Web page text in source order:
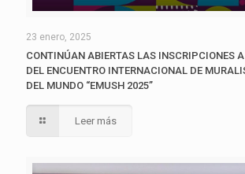
23 enero, 2025
CONTINÚAN ABIERTAS LAS INSCRIPCIONES
DEL ENCUENTRO INTERNACIONAL DE
DEL MUNDO “EMUSH 2025”
Leer más